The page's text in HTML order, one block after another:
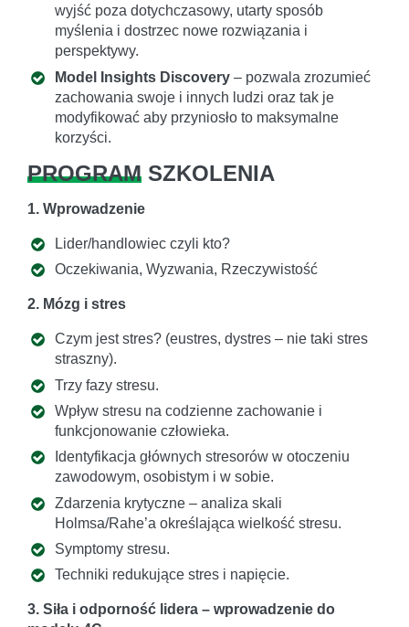
wyjść poza dotychczasowy, utarty sposób
myślenia i dostrzec nowe rozwiązania i
perspektywy.
Model Insights Discovery – pozwala zrozumieć
zachowania swoje i innych ludzi oraz tak je
modyfikować aby przyniosło to maksymalne
korzyści.
PROGRAM SZKOLENIA
1. Wprowadzenie
Lider/handlowiec czyli kto?
Oczekiwania, Wyzwania, Rzeczywistość
2. Mózg i stres
Czym jest stres? (eustres, dystres – nie taki stres
straszny).
Trzy fazy stresu.
Wpływ stresu na codzienne zachowanie i
funkcjonowanie człowieka.
Identyfikacja głównych stresorów w otoczeniu
zawodowym, osobistym i w sobie.
Zdarzenia krytyczne – analiza skali
Holmsa/Rahe’a określająca wielkość stresu.
Symptomy stresu.
Techniki redukujące stres i napięcie.
3. Siła i odporność lidera – wprowadzenie do